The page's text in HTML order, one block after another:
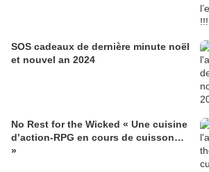
SOS cadeaux de dernière minute noël
et nouvel an 2024
No Rest for the Wicked « Une cuisine
d’action-RPG en cours de cuisson…
»